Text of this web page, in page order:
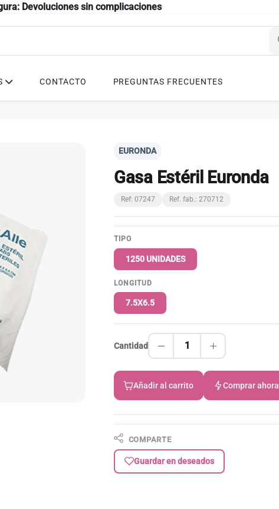
Devoluciones sin complicaciones
CONTACTO PREGUNTAS FRECUENTES
EURONDA
Gasa Estéril Euronda
Ref: 07247 Ref. fab.: 270712
TIPO
1250 UNIDADES
LONGITUD
7.5X6.5
Cantidad 1
Añadir al carrito Comprar ahora
COMPARTE
Guardar en deseados